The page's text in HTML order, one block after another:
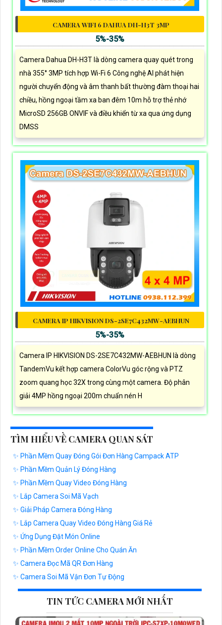
CAMERA WIFI 6 DAHUA DH-H3T 3MP
5%-35%
Camera Dahua DH-H3T là dòng camera quay quét trong
nhà 355° 3MP tích hợp Wi-Fi 6 Công nghệ AI phát hiện
người chuyển động và âm thanh bất thường đàm thoại hai
chiều, hồng ngoại tầm xa ban đêm 10m hỗ trợ thẻ nhớ
MicroSD 256GB ONVIF và điều khiển từ xa qua ứng dụng
DMSS
CAMERA IP HIKVISION DS-2SE7C432MW-AEBHUN
5%-35%
Camera IP HIKVISION DS-2SE7C432MW-AEBHUN là dòng
TandemVu kết hợp camera ColorVu góc rộng và PTZ
zoom quang học 32X trong cùng một camera. Độ phân
giải 4MP hồng ngoại 200m chuẩn nén H
TÌM HIỂU VỀ CAMERA QUAN SÁT
✨ Phần Mềm Quay Đóng Gói Đơn Hàng Campack ATP
✨ Phần Mềm Quản Lý Đóng Hàng
✨ Phần Mềm Quay Video Đóng Hàng
✨ Lắp Camera Soi Mã Vạch
✨ Giải Pháp Camera Đóng Hàng
✨ Lắp Camera Quay Video Đóng Hàng Giá Rẻ
✨ Ứng Dụng Đặt Món Online
✨ Phần Mềm Order Online Cho Quán Ăn
✨ Camera Đọc Mã QR Đơn Hàng
✨ Camera Soi Mã Vận Đơn Tự Động
TIN TỨC CAMERA MỚI NHẤT